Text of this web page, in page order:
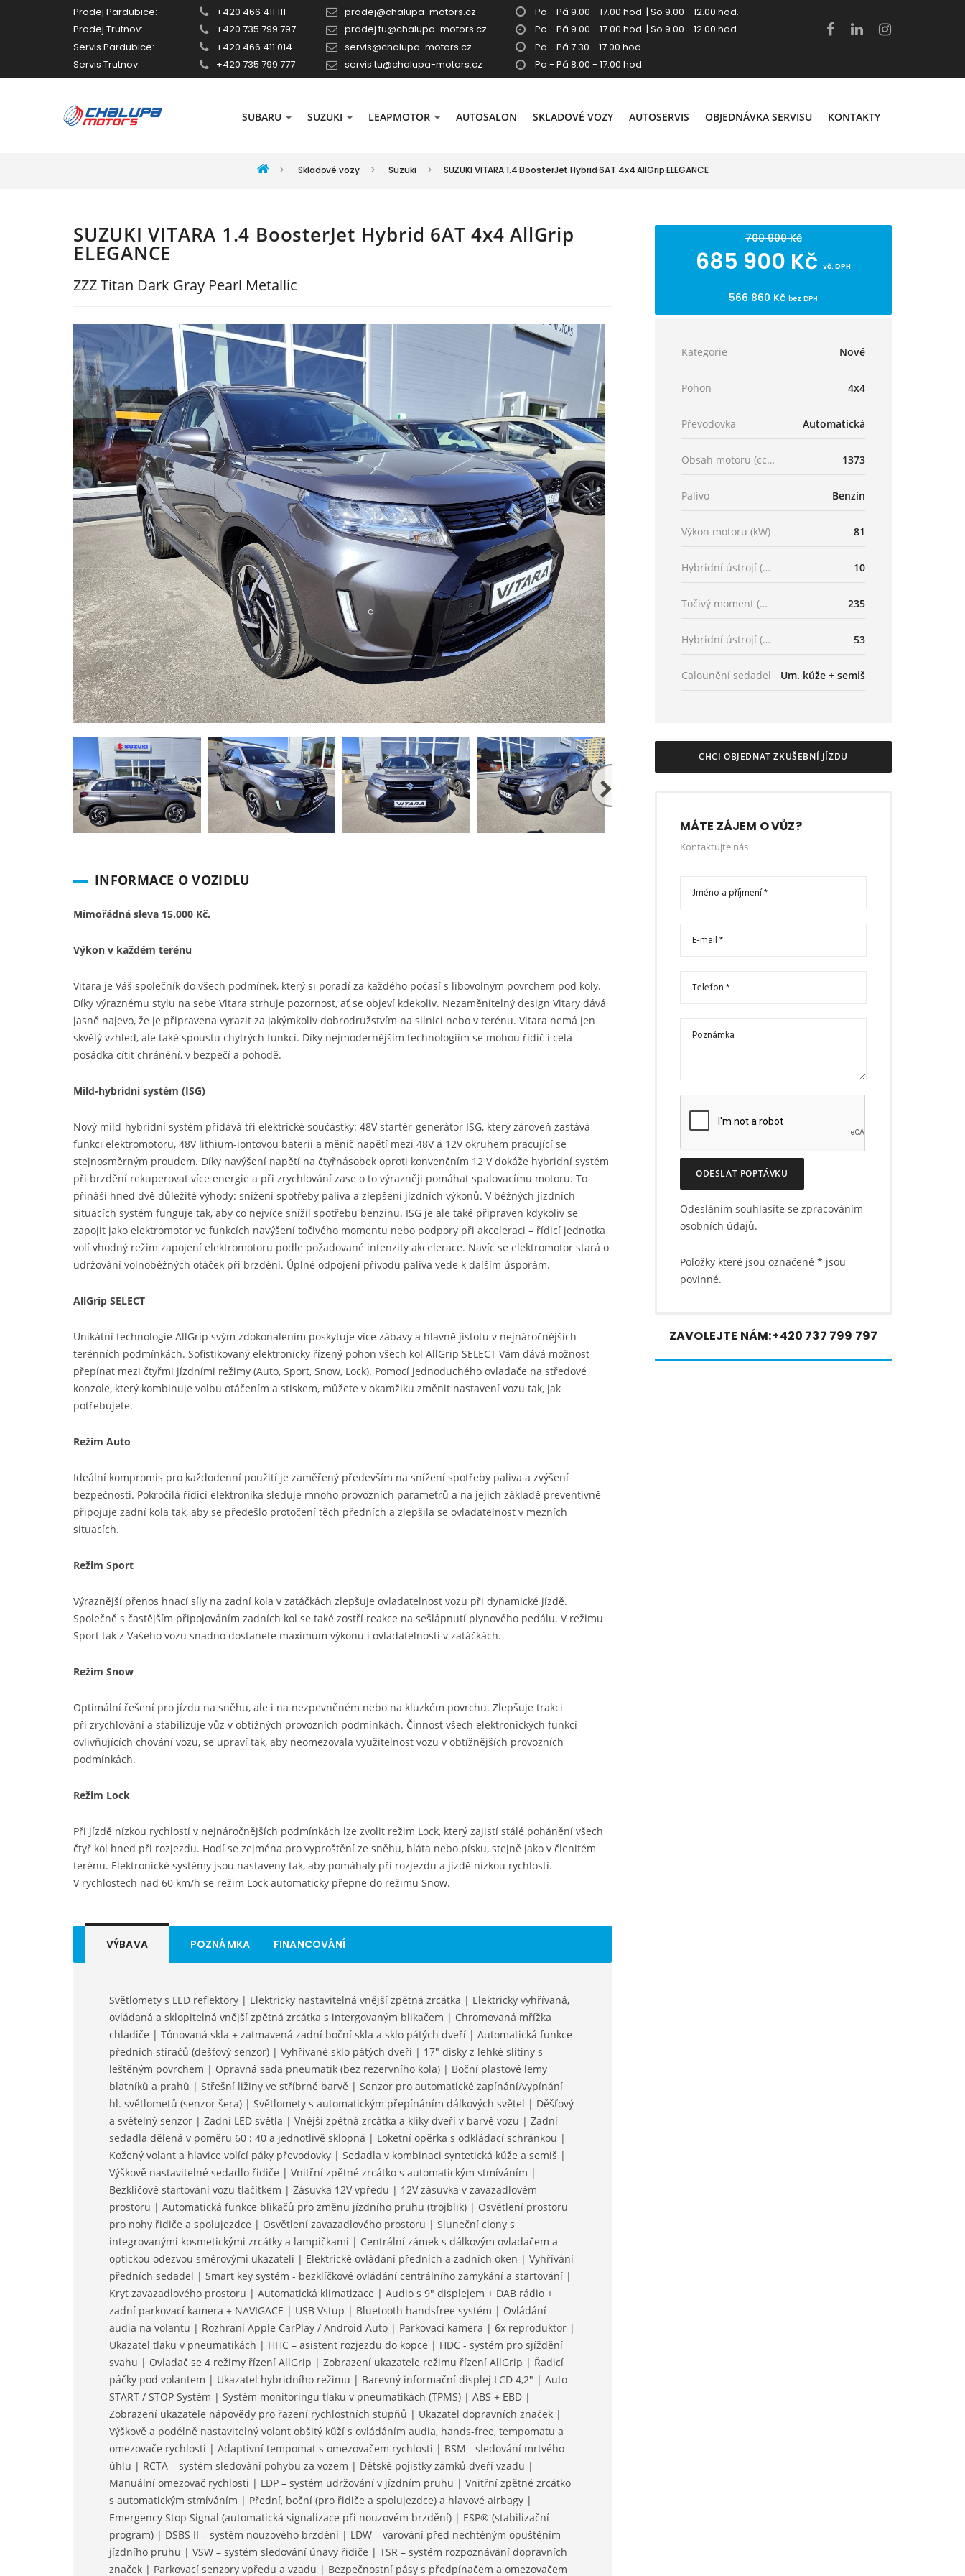
Prodej Pardubice: +420 466 411 111 prodej@chalupa-motors.cz
Po - Pá 9.00 - 17.00 hod. | So 9.00 - 12.00 hod.
Prodej Trutnov:
+420 735 799 797 prodej.tu@chalupa-motors.cz
Po - Pá 9.00 - 17.00 hod. | So 9.00 - 12.00 hod.
Servis Pardubice:
+420 466 411 014 servis@chalupa-motors.cz
Po - Pá 7:30 - 17.00 hod.
Servis Trutnov:
+420 735 799 777 servis.tu@chalupa-motors.cz Po - Pá 8.00 - 17.00 hod.
SUBARU SUZUKI LEAPMOTOR AUTOSALON SKLADOVÉ VOZY AUTOSERVIS OBJEDNÁVKA SERVISU KONTAKTY
Skladové vozy Suzuki SUZUKI VITARA 1.4 BoosterJet Hybrid 6AT 4x4 AllGrip ELEGANCE
SUZUKI VITARA 1.4 BoosterJet Hybrid 6AT 4x4 AllGrip
ELEGANCE
ZZZ Titan Dark Gray Pearl Metallic
INFORMACE O VOZIDLU
Mimořádná sleva 15.000 Kč.
Výkon v každém terénu
Vitara je Váš společník do všech podmínek, který si poradí za každého počasí s libovolným povrchem pod koly.
Díky výraznému stylu na sebe Vitara strhuje pozornost, ať se objeví kdekoliv. Nezaměnitelný design Vitary dává
jasně najevo, že je připravena vyrazit za jakýmkoliv dobrodružstvím na silnici nebo v terénu. Vitara nemá jen
skvělý vzhled, ale také spoustu chytrých funkcí. Díky nejmodernějším technologiím se mohou řidič i celá
posádka cítit chránění, v bezpečí a pohodě.
Mild-hybridní systém (ISG)
Nový mild-hybridní systém přidává tři elektrické součástky: 48V startér-generátor ISG, který zároveň zastává
funkci elektromotoru, 48V lithium-iontovou baterii a měnič napětí mezi 48V a 12V okruhem pracující se
stejnosměrným proudem. Díky navýšení napětí na čtyřnásobek oproti konvenčním 12 V dokáže hybridní systém
při brzdění rekuperovat více energie a při zrychlování zase o to výrazněji pomáhat spalovacímu motoru. To
přináší hned dvě důležité výhody: snížení spotřeby paliva a zlepšení jízdních výkonů. V běžných jízdních
situacích systém funguje tak, aby co nejvíce snížil spotřebu benzinu. ISG je ale také připraven kdykoliv se
zapojit jako elektromotor ve funkcích navýšení točivého momentu nebo podpory při akceleraci – řídicí jednotka
volí vhodný režim zapojení elektromotoru podle požadované intenzity akcelerace. Navíc se elektromotor stará o
udržování volnoběžných otáček při brzdění. Úplné odpojení přívodu paliva vede k dalším úsporám.
AllGrip SELECT
Unikátní technologie AllGrip svým zdokonalením poskytuje více zábavy a hlavně jistotu v nejnáročnějších
terénních podmínkách. Sofistikovaný elektronicky řízený pohon všech kol AllGrip SELECT Vám dává možnost
přepínat mezi čtyřmi jízdními režimy (Auto, Sport, Snow, Lock). Pomocí jednoduchého ovladače na středové
konzole, který kombinuje volbu otáčením a stiskem, můžete v okamžiku změnit nastavení vozu tak, jak
potřebujete.
Režim Auto
Ideální kompromis pro každodenní použití je zaměřený především na snížení spotřeby paliva a zvýšení
bezpečnosti. Pokročilá řídicí elektronika sleduje mnoho provozních parametrů a na jejich základě preventivně
připojuje zadní kola tak, aby se předešlo protočení těch předních a zlepšila se ovladatelnost v mezních
situacích.
Režim Sport
Výraznější přenos hnací síly na zadní kola v zatáčkách zlepšuje ovladatelnost vozu při dynamické jízdě.
Společně s častějším připojováním zadních kol se také zostří reakce na sešlápnutí plynového pedálu. V režimu
Sport tak z Vašeho vozu snadno dostanete maximum výkonu i ovladatelnosti v zatáčkách.
Režim Snow
Optimální řešení pro jízdu na sněhu, ale i na nezpevněném nebo na kluzkém povrchu. Zlepšuje trakci
při zrychlování a stabilizuje vůz v obtížných provozních podmínkách. Činnost všech elektronických funkcí
ovlivňujících chování vozu, se upraví tak, aby neomezovala využitelnost vozu v obtížnějších provozních
podmínkách.
Režim Lock
Při jízdě nízkou rychlostí v nejnáročnějších podmínkách lze zvolit režim Lock, který zajistí stálé pohánění všech
čtyř kol hned při rozjezdu. Hodí se zejména pro vyproštění ze sněhu, bláta nebo písku, stejně jako v členitém
terénu. Elektronické systémy jsou nastaveny tak, aby pomáhaly při rozjezdu a jízdě nízkou rychlostí.
V rychlostech nad 60 km/h se režim Lock automaticky přepne do režimu Snow.
VÝBAVA POZNÁMKA FINANCOVÁNÍ
Světlomety s LED reflektory | Elektricky nastavitelná vnější zpětná zrcátka | Elektricky vyhřívaná,
ovládaná a sklopitelná vnější zpětná zrcátka s intergovaným blikačem | Chromovaná mřížka
chladiče | Tónovaná skla + zatmavená zadní boční skla a sklo pátých dveří | Automatická funkce
předních stíračů (dešťový senzor) | Vyhřívané sklo pátých dveří | 17" disky z lehké slitiny s
leštěným povrchem | Opravná sada pneumatik (bez rezervního kola) | Boční plastové lemy
blatníků a prahů | Střešní ližiny ve stříbrné barvě | Senzor pro automatické zapínání/vypínání
hl. světlometů (senzor šera) | Světlomety s automatickým přepínáním dálkových světel | Děšťový
a světelný senzor | Zadní LED světla | Vnější zpětná zrcátka a kliky dveří v barvě vozu | Zadní
sedadla dělená v poměru 60 : 40 a jednotlivě sklopná | Loketní opěrka s odkládací schránkou |
Kožený volant a hlavice volící páky převodovky | Sedadla v kombinaci syntetická kůže a semiš |
Výškově nastavitelné sedadlo řidiče | Vnitřní zpětné zrcátko s automatickým stmíváním |
Bezklíčové startování vozu tlačítkem | Zásuvka 12V vpředu | 12V zásuvka v zavazadlovém
prostoru | Automatická funkce blikačů pro změnu jízdního pruhu (trojblik) | Osvětlení prostoru
pro nohy řidiče a spolujezdce | Osvětlení zavazadlového prostoru | Sluneční clony s
integrovanými kosmetickými zrcátky a lampičkami | Centrální zámek s dálkovým ovladačem a
optickou odezvou směrovými ukazateli | Elektrické ovládání předních a zadních oken | Vyhřívání
předních sedadel | Smart key systém - bezklíčkové ovládání centrálního zamykání a startování |
Kryt zavazadlového prostoru | Automatická klimatizace | Audio s 9" displejem + DAB rádio +
zadní parkovací kamera + NAVIGACE | USB Vstup | Bluetooth handsfree systém | Ovládání
audia na volantu | Rozhraní Apple CarPlay / Android Auto | Parkovací kamera | 6x reproduktor |
Ukazatel tlaku v pneumatikách | HHC – asistent rozjezdu do kopce | HDC - systém pro sjíždění
svahu | Ovladač se 4 režimy řízení AllGrip | Zobrazení ukazatele režimu řízení AllGrip | Řadicí
páčky pod volantem | Ukazatel hybridního režimu | Barevný informační displej LCD 4,2" | Auto
START / STOP Systém | Systém monitoringu tlaku v pneumatikách (TPMS) | ABS + EBD |
Zobrazení ukazatele nápovědy pro řazení rychlostních stupňů | Ukazatel dopravních značek |
Výškově a podélně nastavitelný volant obšitý kůží s ovládáním audia, hands-free, tempomatu a
omezovače rychlosti | Adaptivní tempomat s omezovačem rychlosti | BSM - sledování mrtvého
úhlu | RCTA – systém sledování pohybu za vozem | Dětské pojistky zámků dveří vzadu |
Manuální omezovač rychlosti | LDP – systém udržování v jízdním pruhu | Vnitřní zpětné zrcátko
s automatickým stmíváním | Přední, boční (pro řidiče a spolujezdce) a hlavové airbagy |
Emergency Stop Signal (automatická signalizace při nouzovém brzdění) | ESP® (stabilizační
program) | DSBS II – systém nouzového brzdění | LDW – varování před nechtěným opuštěním
jízdního pruhu | VSW – systém sledování únavy řidiče | TSR – systém rozpoznávání dopravních
značek | Parkovací senzory vpředu a vzadu | Bezpečnostní pásy s předpínačem a omezovačem
700 900 Kč
685 900 Kč vč. DPH
566 860 Kč bez DPH
Kategorie Nové
Pohon 4x4
Převodovka Automatická
Obsah motoru (ccm) 1373
Palivo Benzín
Výkon motoru (kW) 81
Hybridní ústrojí (kW) 10
Točivý moment (Nm) 235
Hybridní ústrojí (Nm) 53
Čalounění sedadel Um. kůže + semiš
CHCI OBJEDNAT ZKUŠEBNÍ JÍZDU
MÁTE ZÁJEM O VŮZ?
Kontaktujte nás
ODESLAT POPTÁVKU
Odesláním souhlasíte se zpracováním
osobních údajů.
Položky které jsou označené * jsou
povinné.
ZAVOLEJTE NÁM:+420 737 799 797